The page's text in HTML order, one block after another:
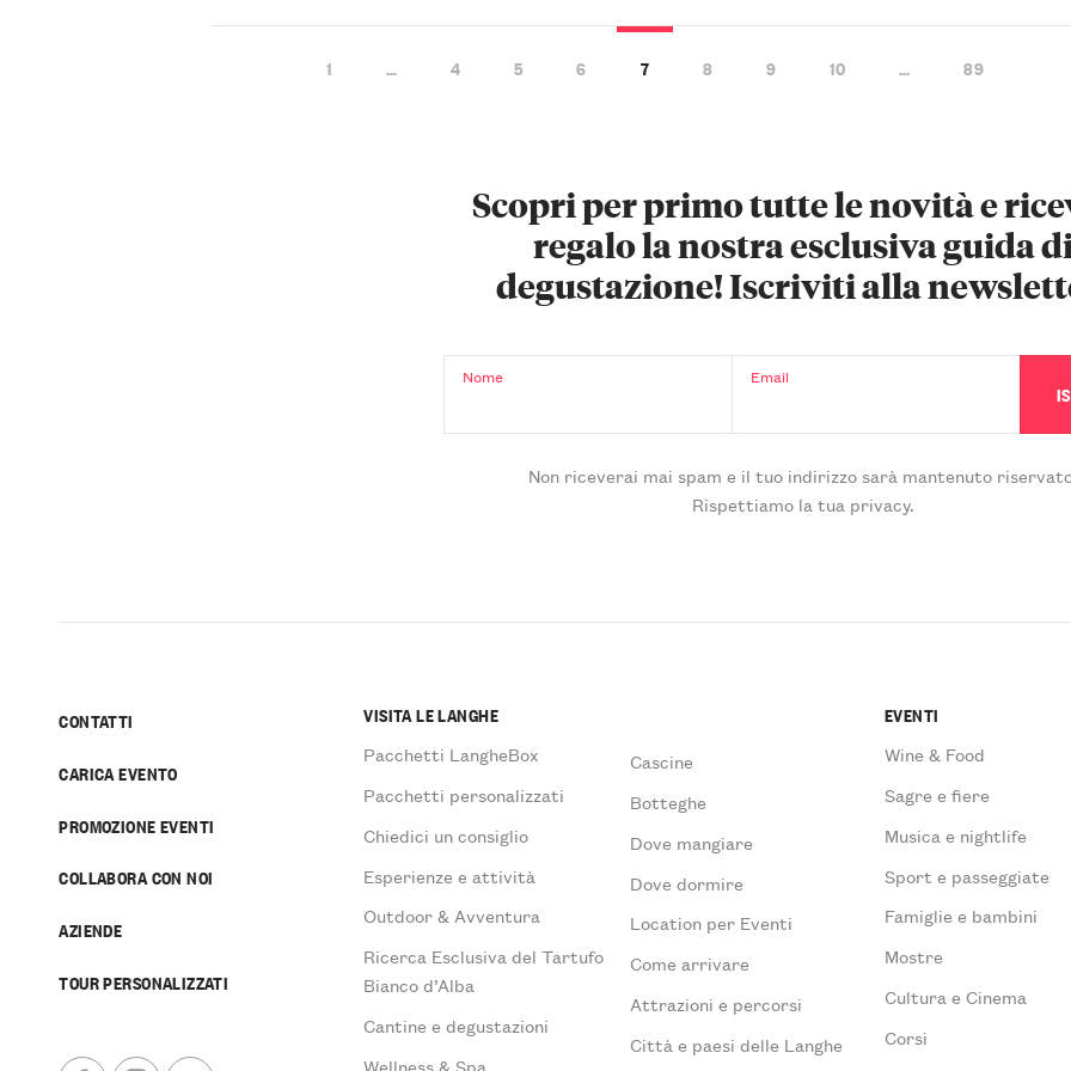
1 … 4 5 6 7 8 9 10 … 89
Scopri per primo tutte le novità e
regalo la nostra esclusiva guida di
degustazione! Iscriviti alla
Nome Email
Non riceverai mai spam e il tuo indirizzo sarà mantenuto
Rispettiamo la tua privacy.
CONTATTI
CARICA EVENTO
PROMOZIONE EVENTI
COLLABORA CON NOI
AZIENDE
TOUR PERSONALIZZATI
VISITA LE LANGHE
Pacchetti LangheBox
Pacchetti personalizzati
Chiedici un consiglio
Esperienze e attività
Outdoor & Avventura
Ricerca Esclusiva del Tartufo
Bianco d’Alba
Cantine e degustazioni
Wellness & Spa
Cascine
Botteghe
Dove mangiare
Dove dormire
Location per Eventi
Come arrivare
Attrazioni e percorsi
Città e paesi delle Langhe
EVENTI
Wine & Food
Sagre e fiere
Musica e nightlife
Sport e passeggiate
Famiglie e bambini
Mostre
Cultura e Cinema
Corsi